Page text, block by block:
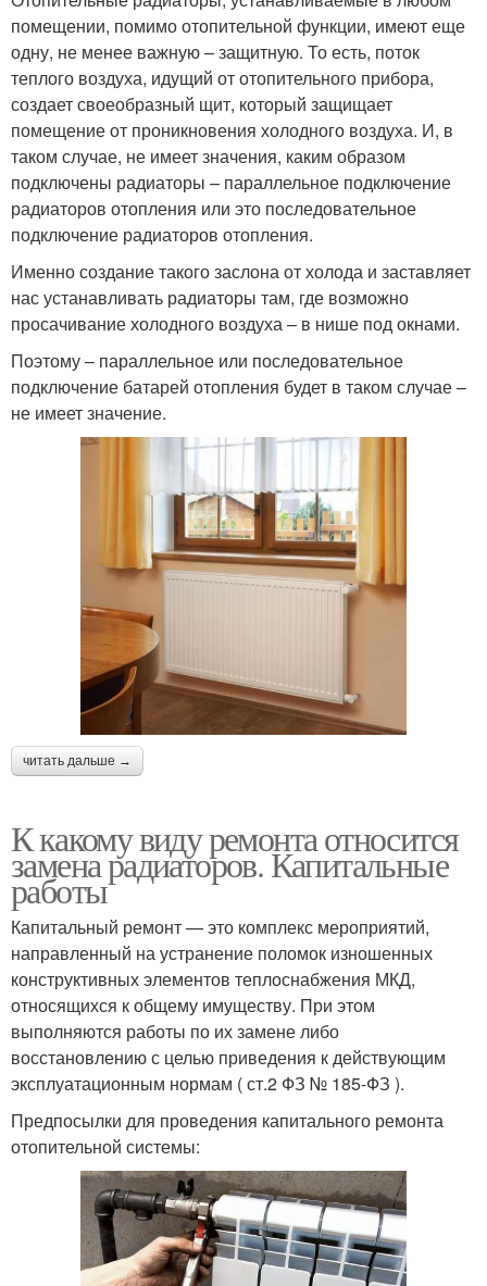
помещении, помимо отопительной функции, имеют еще
одну, не менее важную – защитную. То есть, поток
теплого воздуха, идущий от отопительного прибора,
создает своеобразный щит, который защищает
помещение от проникновения холодного воздуха. И, в
таком случае, не имеет значения, каким образом
подключены радиаторы – параллельное подключение
радиаторов отопления или это последовательное
подключение радиаторов отопления.
Именно создание такого заслона от холода и заставляет
нас устанавливать радиаторы там, где возможно
просачивание холодного воздуха – в нише под окнами.
Поэтому – параллельное или последовательное
подключение батарей отопления будет в таком случае –
не имеет значение.
читать дальше →
К какому виду ремонта относится
замена радиаторов. Капитальные
работы
Капитальный ремонт — это комплекс мероприятий,
направленный на устранение поломок изношенных
конструктивных элементов теплоснабжения МКД,
относящихся к общему имуществу. При этом
выполняются работы по их замене либо
восстановлению с целью приведения к действующим
эксплуатационным нормам ( ст.2 ФЗ № 185-ФЗ ).
Предпосылки для проведения капитального ремонта
отопительной системы: